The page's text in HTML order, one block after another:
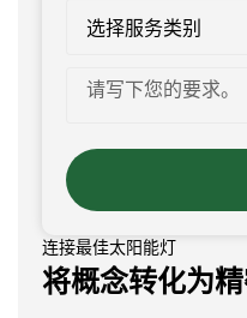
连接最佳太阳能灯
将概念转化为